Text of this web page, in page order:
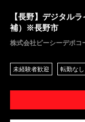
【長野】デジタル
補）※長野市
株式会社ピーシーデポコ
未経験者歓迎 転勤なし